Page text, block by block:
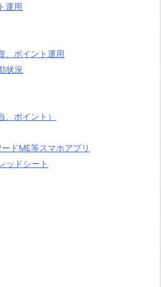
運用
、ポイント運用
状況
、ポイント）
ドME等スマホアプリ
ッドシート